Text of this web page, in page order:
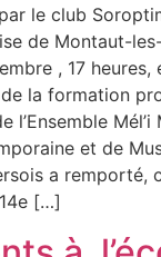
le club
de Montaut-
, 17 heures,
la formation
l’Ensemble Mél’i
et de
a remporté,
[…]